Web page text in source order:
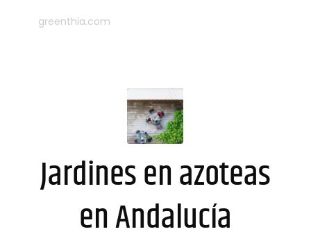
greenthia.com
Jardines en azoteas
en Andalucía